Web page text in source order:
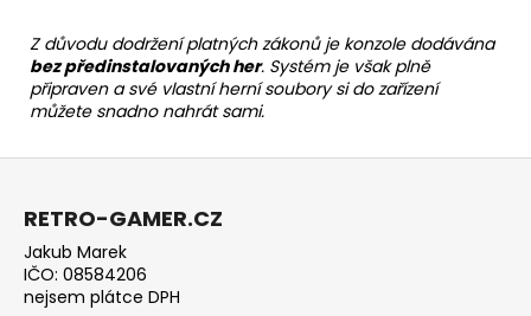
Z důvodu dodržení platných zákonů je konzole dodávána
bez předinstalovaných her. Systém je však plně
připraven a své vlastní herní soubory si do zařízení
můžete snadno nahrát sami.
Z
RETRO-GAMER.CZ
Jakub Marek
IČO: 08584206
nejsem plátce DPH